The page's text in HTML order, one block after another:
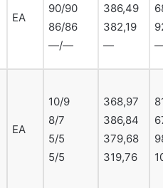
EA
90/90
86/86
—/—
386,49
382,19
—
EA
10/9
8/7
5/5
5/5
368,97
386,84
379,68
319,76